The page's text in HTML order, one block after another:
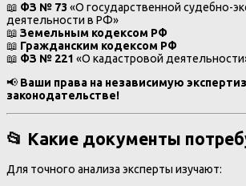
📖 ФЗ № 73«О государственной судебно-
деятельности в РФ»
📖 Земельным кодексом РФ
📖 Гражданским кодексом РФ
📖 ФЗ № 221 «О кадастровой
📢 Ваши права на независимую
законодательстве!
📂 Какие документы
Для точного анализа эксперты изучают: